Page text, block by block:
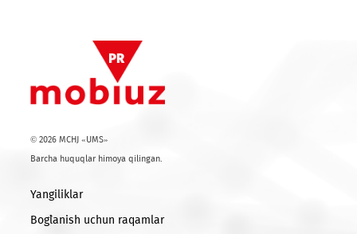
Axborot-reyting
Elektron ommaviy axborot vositalari milliy assotsiatsiyasi
ko‘magida tashkil etilmoqda.
Ro'yxatga qaytish